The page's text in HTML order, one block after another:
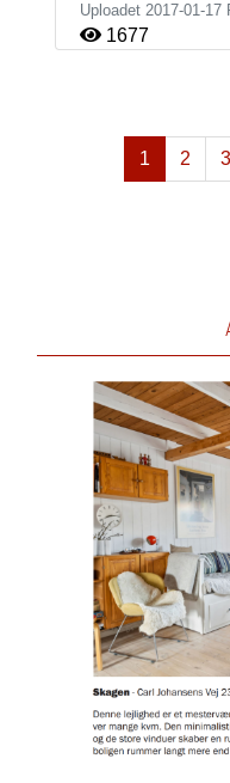
Uploadet 2017-01-17
1677
1 2 3